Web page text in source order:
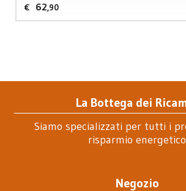
€ 62,90
La Bottega dei
Siamo specializzati per tutti i
risparmio energetico
Negozio